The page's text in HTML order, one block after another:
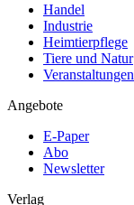
Handel
Industrie
Heimtierpflege
Tiere und Natur
Veranstaltungen
Angebote
E-Paper
Abo
Newsletter
Verlag